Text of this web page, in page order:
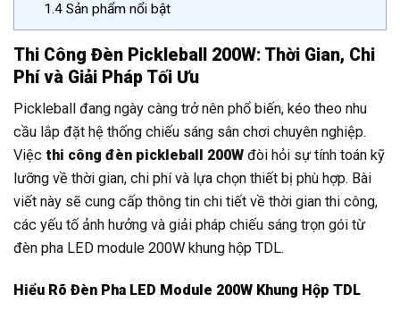
1.4 Sản phẩm nổi bật
Thi Công Đèn Pickleball 200W: Thời Gian, Chi
Phí và Giải Pháp Tối Ưu
Pickleball đang ngày càng trở nên phổ biến, kéo theo nhu
cầu lắp đặt hệ thống chiếu sáng sân chơi chuyên nghiệp.
Việc thi công đèn pickleball 200W đòi hỏi sự tính toán kỹ
lưỡng về thời gian, chi phí và lựa chọn thiết bị phù hợp. Bài
viết này sẽ cung cấp thông tin chi tiết về thời gian thi công,
các yếu tố ảnh hưởng và giải pháp chiếu sáng trọn gói từ
đèn pha LED module 200W khung hộp TDL.
Hiểu Rõ Đèn Pha LED Module 200W Khung Hộp TDL